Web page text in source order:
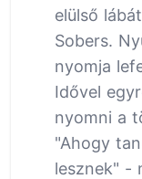
elülső
Sobers.
nyomja
Idővel
nyomni a
"Ahogy
lesznek" -